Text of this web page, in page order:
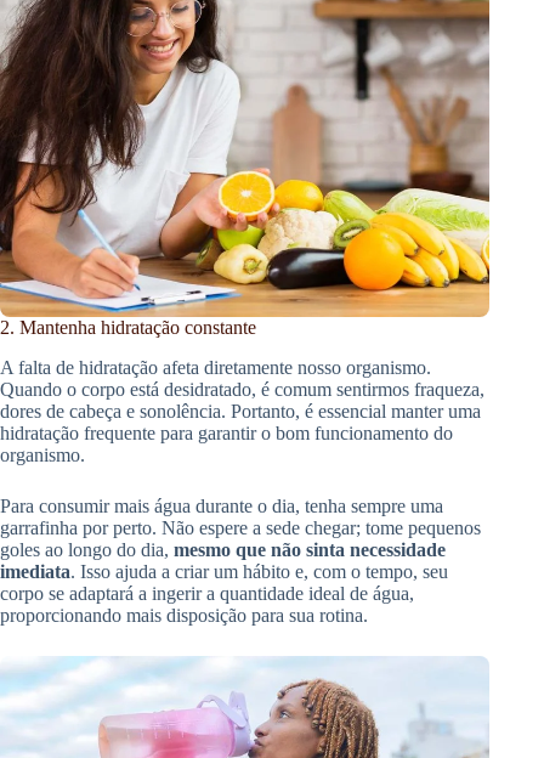
2. Mantenha hidratação constante
A falta de hidratação afeta diretamente nosso organismo.
Quando o corpo está desidratado, é comum sentirmos fraqueza,
dores de cabeça e sonolência. Portanto, é essencial manter uma
hidratação frequente para garantir o bom funcionamento do
organismo.
Para consumir mais água durante o dia, tenha sempre uma
garrafinha por perto. Não espere a sede chegar; tome pequenos
goles ao longo do dia, mesmo que não sinta necessidade
imediata. Isso ajuda a criar um hábito e, com o tempo, seu
corpo se adaptará a ingerir a quantidade ideal de água,
proporcionando mais disposição para sua rotina.